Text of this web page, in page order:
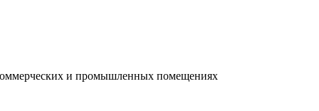
и промышленных помещениях